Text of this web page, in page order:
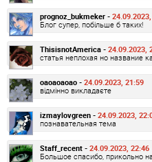
prognoz_bukmeker -
Блог супер, побільше б таких!
ThisisnotAmerica - 24.09.2023,
статья неплохая но название
oaoaoaoao - 24.09.2023, 21:59
відмінно викладаєте
izmaylovgreen - 24.09.2023,
познавательная тема
Staff_recent - 24.09.2023, 22:46
Большое спасибо, прикольно